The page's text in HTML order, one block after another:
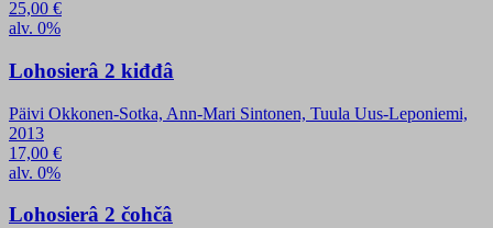
25,00 €
alv. 0%
Lohosierâ 2 kiđđâ
Päivi Okkonen-Sotka, Ann-Mari Sintonen, Tuula Uus-Leponiemi,
2013
17,00 €
alv. 0%
Lohosierâ 2 čohčâ